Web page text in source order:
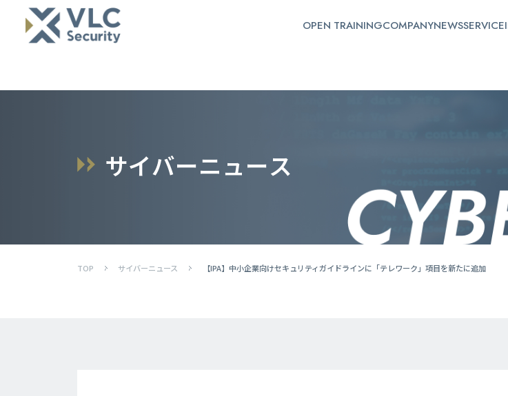
OPEN TRAININGCOMPANYNEWSSERVICE
サイバーニュース
TOP サイバーニュース 【IPA】中小企業向けセキュリティガイドラインに「テレワーク」項目を新たに追加